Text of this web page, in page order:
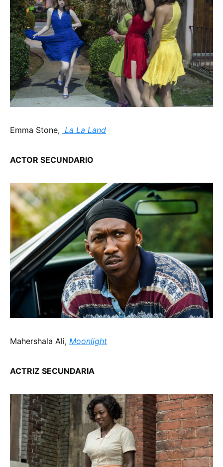
Emma Stone, La La Land
ACTOR SECUNDARIO
Mahershala Ali, Moonlight
ACTRIZ SECUNDARIA